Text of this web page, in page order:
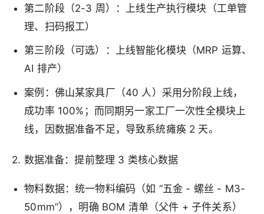
第二阶段（2-3 周）：上线生产执行模块（工单管
理、扫码报工）
第三阶段（可选）：上线智能化模块（MRP 运算、
AI 排产）
案例：佛山某家具厂（40 人）采用分阶段上线，
成功率 100%；而同期另一家工厂一次性全模块上
线，因数据准备不足，导致系统瘫痪 2 天。
2. 数据准备：提前整理 3 类核心数据
物料数据：统一物料编码（如 “五金 - 螺丝 - M3-
50mm”），明确 BOM 清单（父件 + 子件关系）